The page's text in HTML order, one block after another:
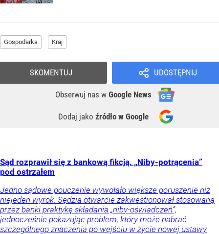
Gospodarka Kraj
UDOSTĘPNIJ
Obserwuj nas w Google News
Dodaj jako źródło w Google
SKOMENTUJ
Sąd rozprawił się z bankową fikcją. „Niby-potrącenia”
pod ostrzałem
Jedno sądowe pouczenie wywołało większe poruszenie niż
niejeden wyrok. Sędzia otwarcie zakwestionował stosowaną
przez banki praktykę składania „niby-oświadczeń”,
jednocześnie pokazując problem, który może nabrać
szczególnego znaczenia po wejściu w życie nowej ustawy